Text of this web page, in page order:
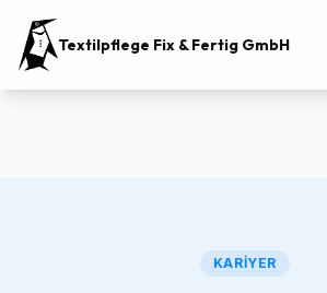
Textilpflege Fix & Fertig GmbH
KARIYER